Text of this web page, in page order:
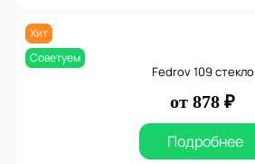
Fedrov 109 стекло
от 878 ₽
Подробнее
Хит
Советуем